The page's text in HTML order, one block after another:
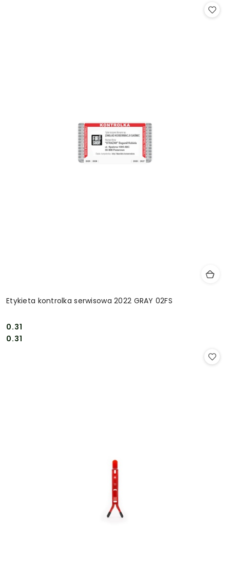
Etykieta kontrolka serwisowa 2022 GRAY 02FS
Cena:
0.31
Cena:
0.31